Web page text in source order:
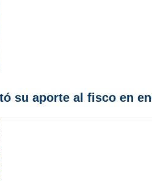
su aporte al fisco en